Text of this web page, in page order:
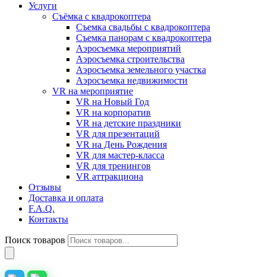
Услуги
Съёмка с квадрокоптера
Съемка свадьбы с квадрокоптера
Съемка панорам с квадрокоптера
Аэросъемка мероприятий
Аэросъемка строительства
Аэросъемка земельного участка
Аэросъемка недвижимости
VR на мероприятие
VR на Новый Год
VR на корпоратив
VR на детские праздники
VR для презентаций
VR на День Рождения
VR для мастер-класса
VR для тренингов
VR аттракциона
Отзывы
Доставка и оплата
F.A.Q.
Контакты
Поиск товаров